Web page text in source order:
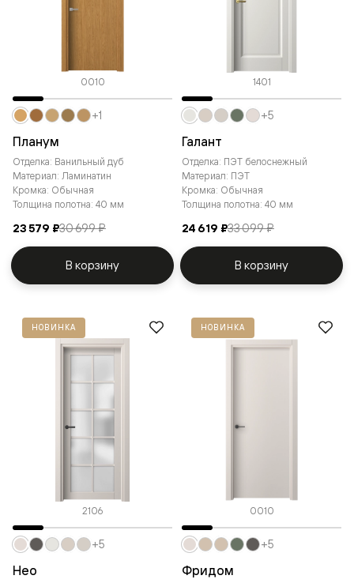
0010
Планум
Отделка: Ванильный дуб
Материал: Ламинатин
Кромка: Обычная
Толщина полотна: 40 мм
23 579 ₽30 699 ₽
+1
В корзину
1401
Галант
Отделка: ПЭТ белоснежный
Материал: ПЭТ
Кромка: Обычная
Толщина полотна: 40 мм
24 619 ₽33 099 ₽
+5
В корзину
НОВИНКА
2106
Нео
+5
НОВИНКА
0010
Фридом
+5